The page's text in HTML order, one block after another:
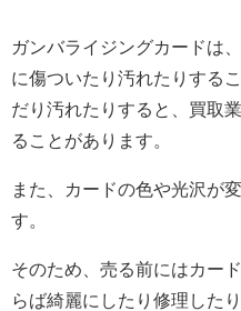
ガンバライジングカードは
に傷ついたり汚れたりする
だり汚れたりすると、買取
ることがあります。
また、カードの色や光沢が
す。
そのため、売る前にはカー
らば綺麗にしたり修理した